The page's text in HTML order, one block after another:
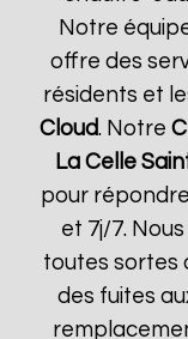
Notre
offre des
résidents et
Cloud. Notre
La Celle
pour
et 7j/7.
toutes sortes
des fuites